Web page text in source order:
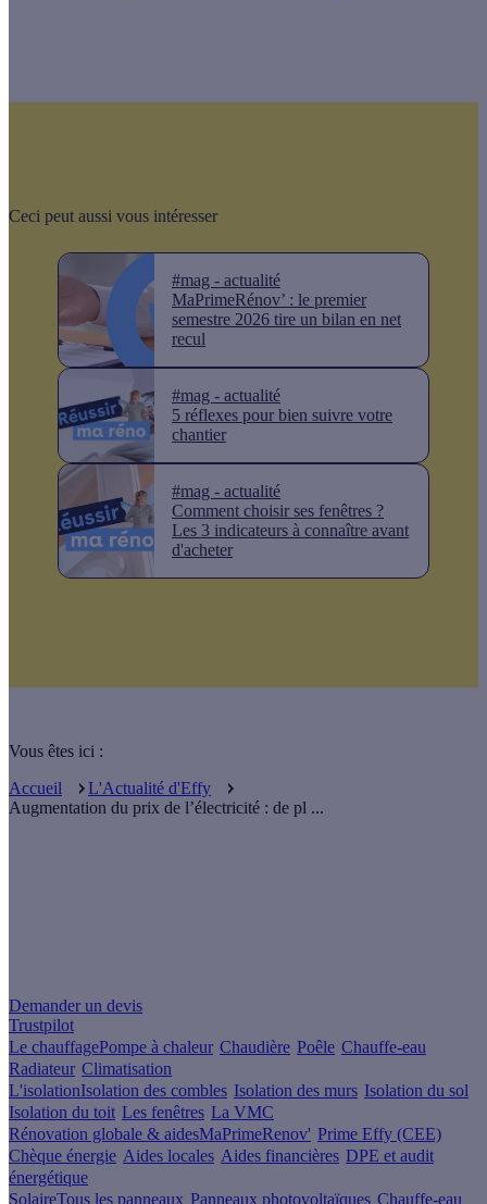
Ceci peut aussi vous intéresser
#mag - actualité
MaPrimeRénov’ : le premier
semestre 2026 tire un bilan en net
recul
#mag - actualité
5 réflexes pour bien suivre votre
chantier
#mag - actualité
Comment choisir ses fenêtres ?
Les 3 indicateurs à connaître avant
d'acheter
Vous êtes ici :
Accueil
L'Actualité d'Effy
Augmentation du prix de l’électricité : de pl ...
Demander un devis
Trustpilot
Le chauffagePompe à chaleur Chaudière Poêle Chauffe-eau
Radiateur Climatisation
L'isolationIsolation des combles Isolation des murs Isolation du sol
Isolation du toit Les fenêtres La VMC
Rénovation globale & aidesMaPrimeRenov' Prime Effy (CEE)
Chèque énergie Aides locales Aides financières DPE et audit
énergétique
SolaireTous les panneaux Panneaux photovoltaïques Chauffe-eau